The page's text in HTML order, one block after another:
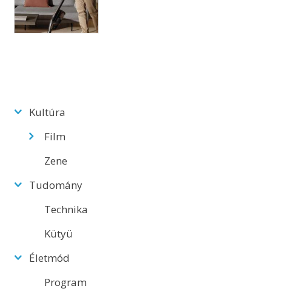
Kultúra
Film
Zene
Tudomány
Technika
Kütyü
Életmód
Program